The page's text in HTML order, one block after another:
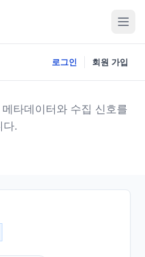
로그인 회원 가입
메타데이터와 수집 신호를
다.